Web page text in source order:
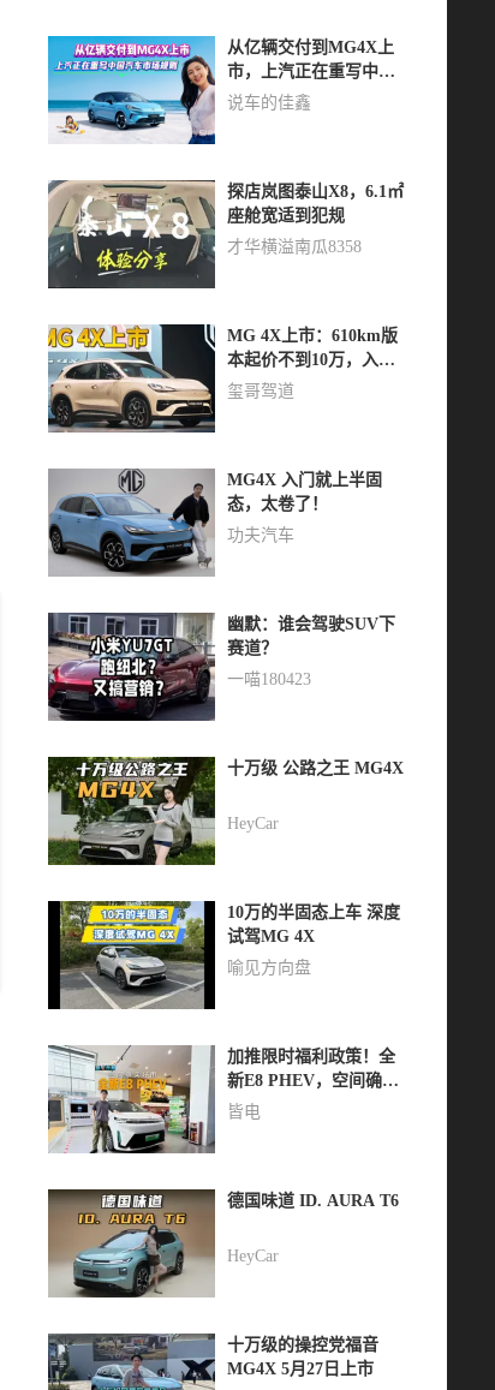
从亿辆交付到MG4X上
市，上汽正在重写中国
汽车市场规则
说车的佳鑫
探店岚图泰山X8，6.1㎡
座舱宽适到犯规
才华横溢南瓜8358
MG 4X上市：610km版
本起价不到10万，入门
即配半固态真香
玺哥驾道
MG4X 入门就上半固
态，太卷了！
功夫汽车
幽默：谁会驾驶SUV下
赛道？
一喵180423
十万级 公路之王 MG4X
HeyCar
10万的半固态上车 深度
试驾MG 4X
喻见方向盘
加推限时福利政策！全
新E8 PHEV，空间确实
好用
皆电
德国味道 ID. AURA T6
HeyCar
十万级的操控党福音
MG4X 5月27日上市